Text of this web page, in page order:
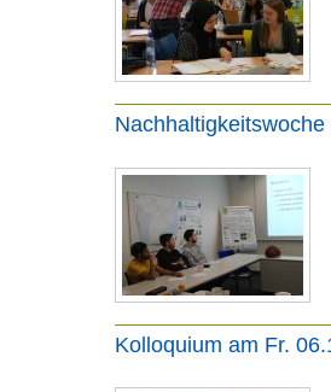
Nachhaltigkeitswoche
Kolloquium am Fr.